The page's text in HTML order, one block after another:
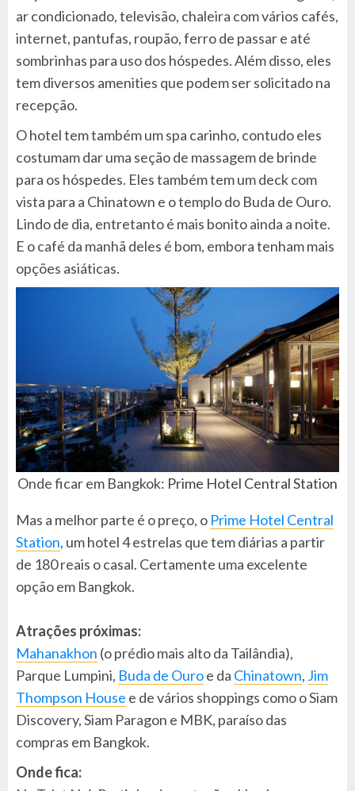
ar condicionado, televisão, chaleira com vários cafés,
internet, pantufas, roupão, ferro de passar e até
sombrinhas para uso dos hóspedes. Além disso, eles
tem diversos amenities que podem ser solicitado na
recepção.
O hotel tem também um spa carinho, contudo eles
costumam dar uma seção de massagem de brinde
para os hóspedes. Eles também tem um deck com
vista para a Chinatown e o templo do Buda de Ouro.
Lindo de dia, entretanto é mais bonito ainda a noite.
E o café da manhã deles é bom, embora tenham mais
opções asiáticas.
Onde ficar em Bangkok: Prime Hotel Central Station
Mas a melhor parte é o preço, o Prime Hotel Central
Station, um hotel 4 estrelas que tem diárias a partir
de 180 reais o casal. Certamente uma excelente
opção em Bangkok.
Atrações próximas:
Mahanakhon (o prédio mais alto da Tailândia),
Parque Lumpini, Buda de Ouroe da Chinatown, Jim
Thompson House e de vários shoppings como o Siam
Discovery, Siam Paragon e MBK, paraíso das
compras em Bangkok.
Onde fica: